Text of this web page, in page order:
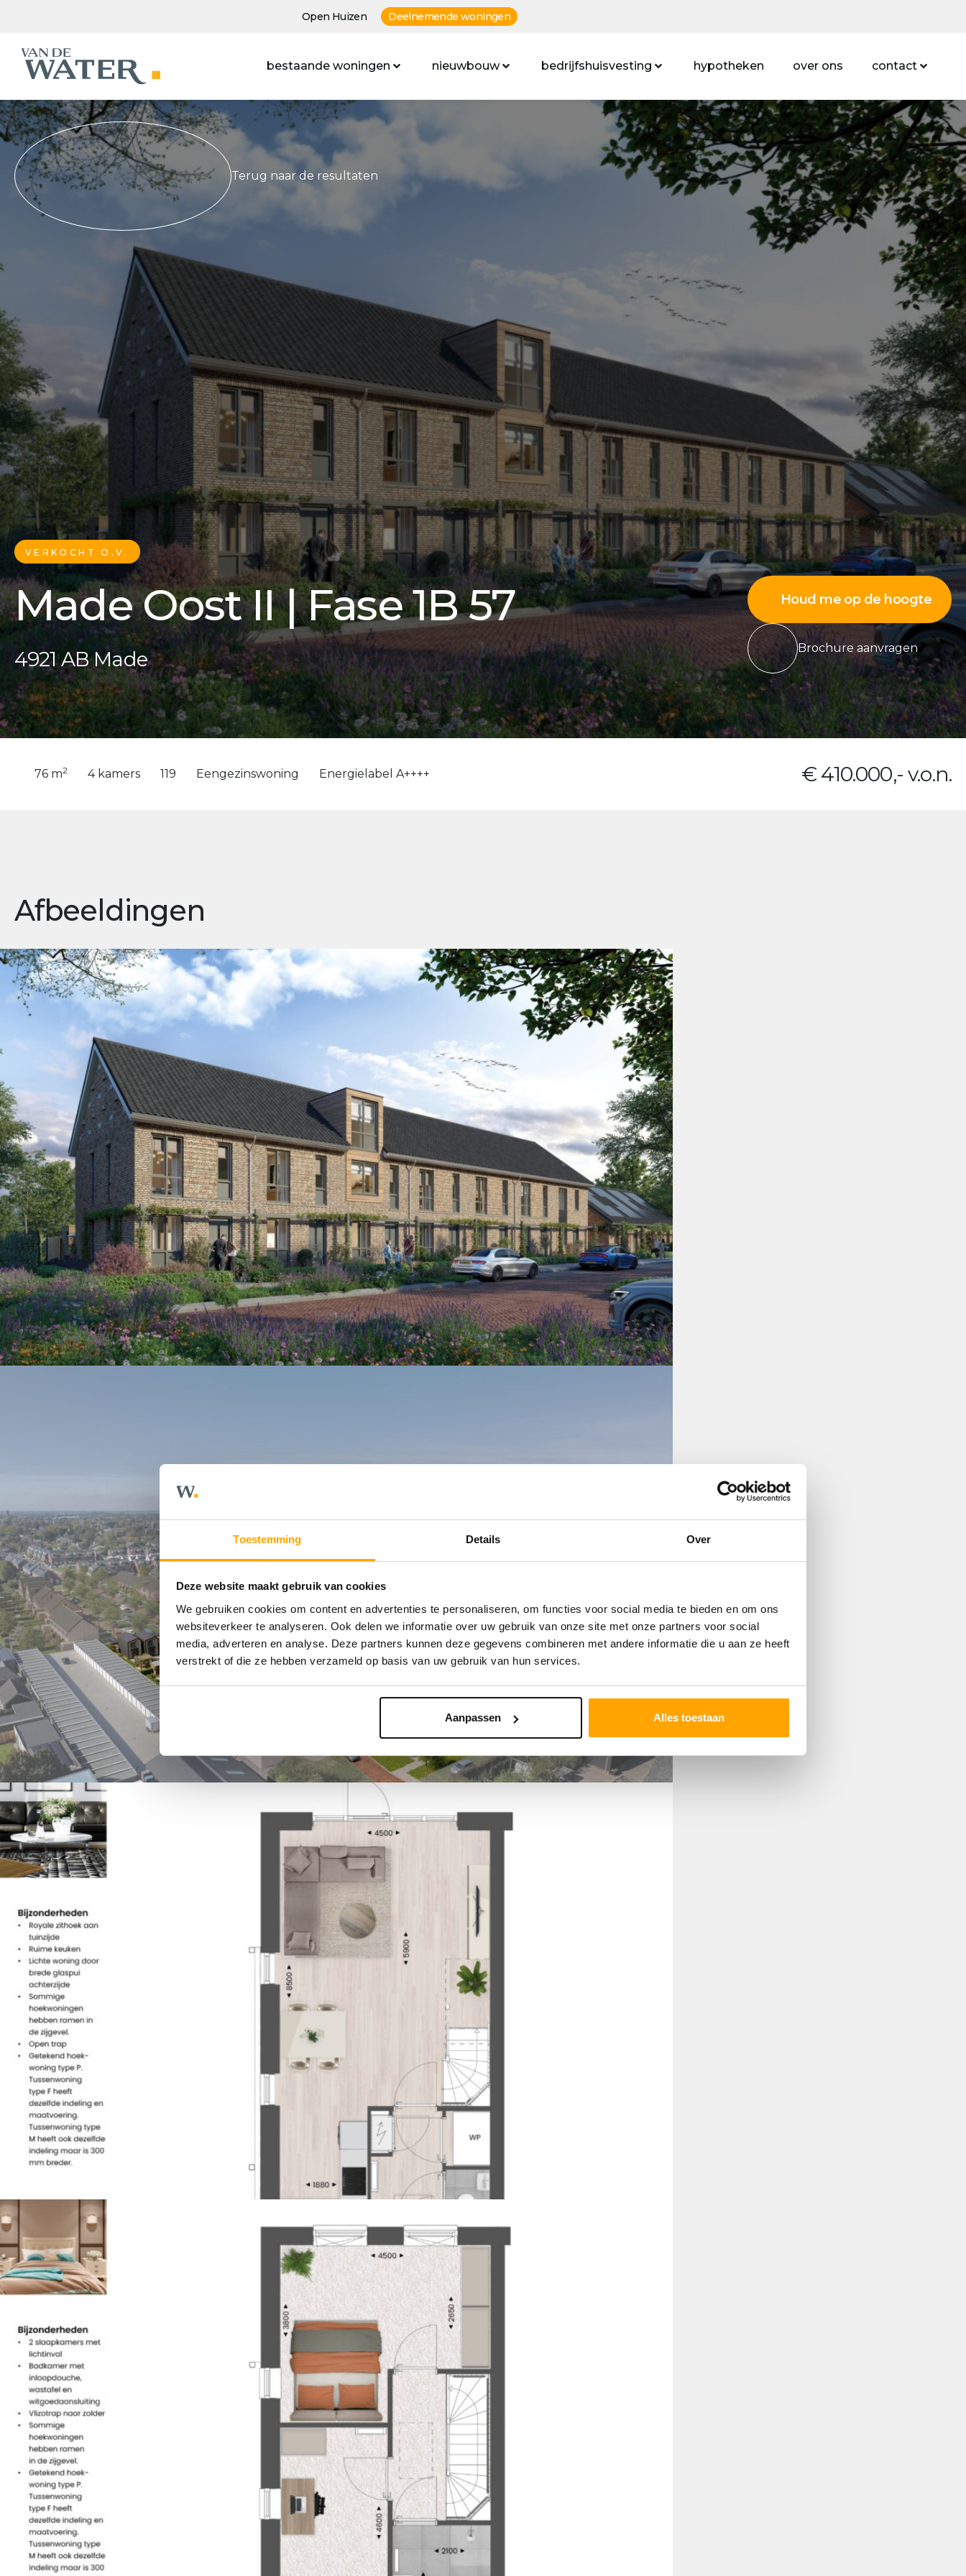
Toestemming Details Over
Deze website maakt gebruik van cookies
We gebruiken cookies om content en advertenties te personaliseren, om functies voor social media te bieden en om ons
websiteverkeer te analyseren. Ook delen we informatie over uw gebruik van onze site met onze partners voor social
media, adverteren en analyse. Deze partners kunnen deze gegevens combineren met andere informatie die u aan ze heeft
verstrekt of die ze hebben verzameld op basis van uw gebruik van hun services.
Aanpassen Alles toestaan
Open Huizen Deelnemende woningen
bestaande woningen nieuwbouw bedrijfshuisvesting hypotheken over ons contact
Terug naar de resultaten
VERKOCHT O.V.
Made Oost II | Fase 1B 57
4921 AB Made
Houd me op de hoogte
Brochure aanvragen
76 m2 4 kamers 119 Eengezinswoning Energielabel A++++ € 410.000,- v.o.n.
Afbeeldingen